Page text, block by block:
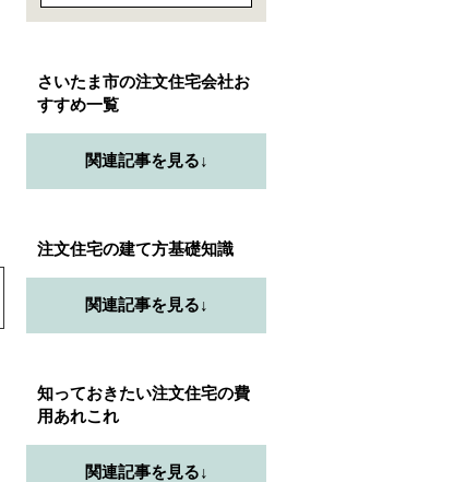
さいたま市の注文住宅会社お
すすめ一覧
関連記事を見る↓
注文住宅の建て方基礎知識
関連記事を見る↓
知っておきたい注文住宅の費
用あれこれ
関連記事を見る↓